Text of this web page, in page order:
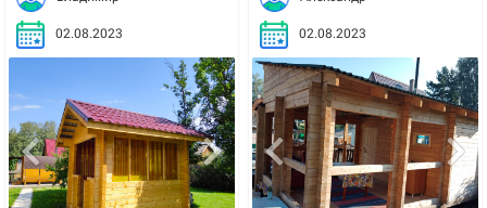
02.08.2023 02.08.2023